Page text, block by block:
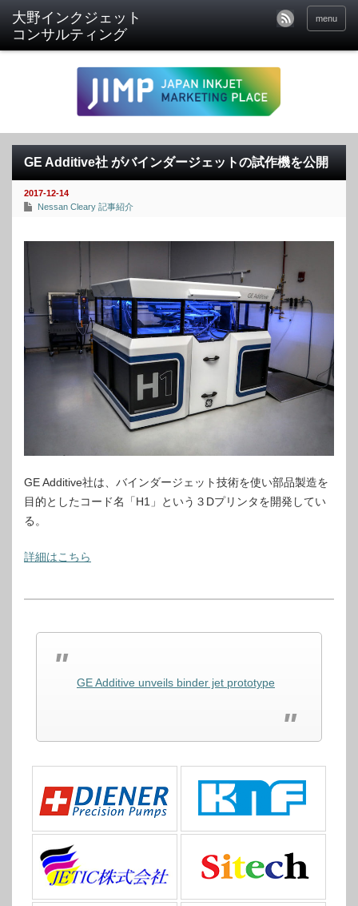
menu
GE Additive社 がバインダージェットの試作機を公開
2017-12-14
Nessan Cleary 記事紹介
GE Additive社は、バインダージェット技術を使い部品製造を
目的としたコード名「H1」という３Dプリンタを開発してい
る。
詳細はこちら
GE Additive unveils binder jet prototype